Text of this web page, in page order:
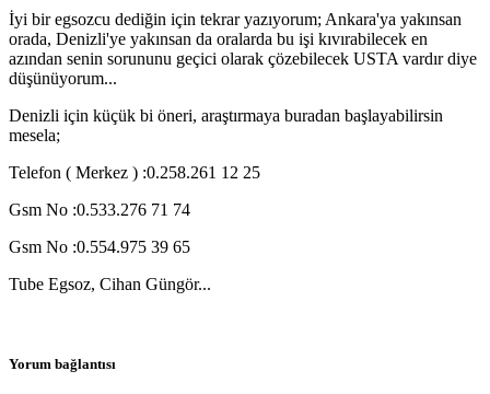
İyi bir egsozcu dediğin için tekrar yazıyorum; Ankara'ya yakınsan
orada, Denizli'ye yakınsan da oralarda bu işi kıvırabilecek en
azından senin sorununu geçici olarak çözebilecek USTA vardır diye
düşünüyorum...
Denizli için küçük bi öneri, araştırmaya buradan başlayabilirsin
mesela;
Telefon ( Merkez ) :0.258.261 12 25
Gsm No :0.533.276 71 74
Gsm No :0.554.975 39 65
Tube Egsoz, Cihan Güngör...
Yorum bağlantısı